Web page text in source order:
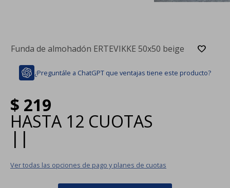
Funda de almohadón ERTEVIKKE 50x50 beige
¿Preguntále a ChatGPT que ventajas tiene este producto?
$ 219
HASTA 12 CUOTAS
| |
Ver todas las opciones de pago y planes de cuotas